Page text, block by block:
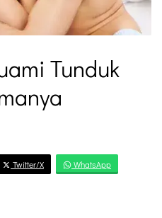
Tunduk
Twitter/X WhatsApp